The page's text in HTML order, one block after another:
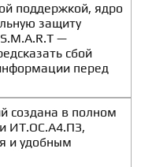
поддержкой, ядро
защиту
—
сбой
перед
создана в полном
ИТ.ОС.А4.ПЗ,
и удобным